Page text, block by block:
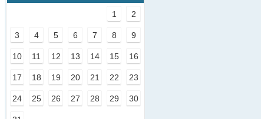
1 2
3 4 5 6 7 8 9
10 11 12 13 14 15 16
17 18 19 20 21 22 23
24 25 26 27 28 29 30